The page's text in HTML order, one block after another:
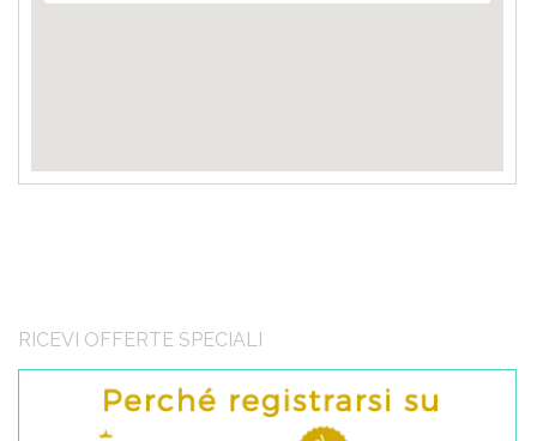
RICEVI OFFERTE SPECIALI